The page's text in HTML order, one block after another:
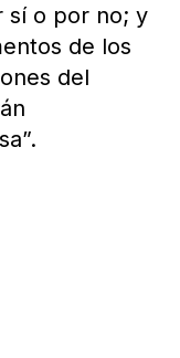
sí o por no; y
de los
del